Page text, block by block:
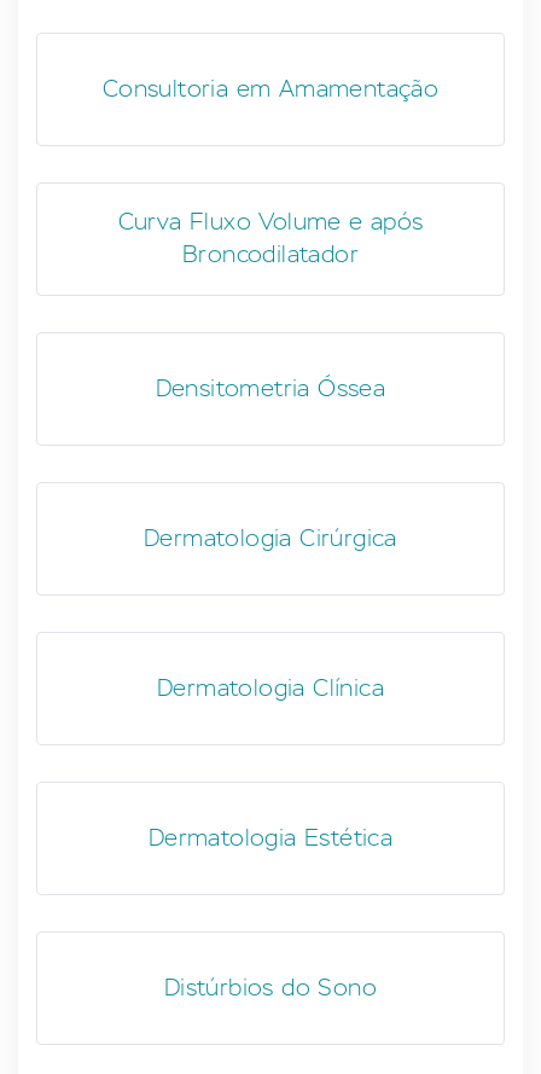
Consultoria em Amamentação
Curva Fluxo Volume e após
Broncodilatador
Densitometria Óssea
Dermatologia Cirúrgica
Dermatologia Clínica
Dermatologia Estética
Distúrbios do Sono